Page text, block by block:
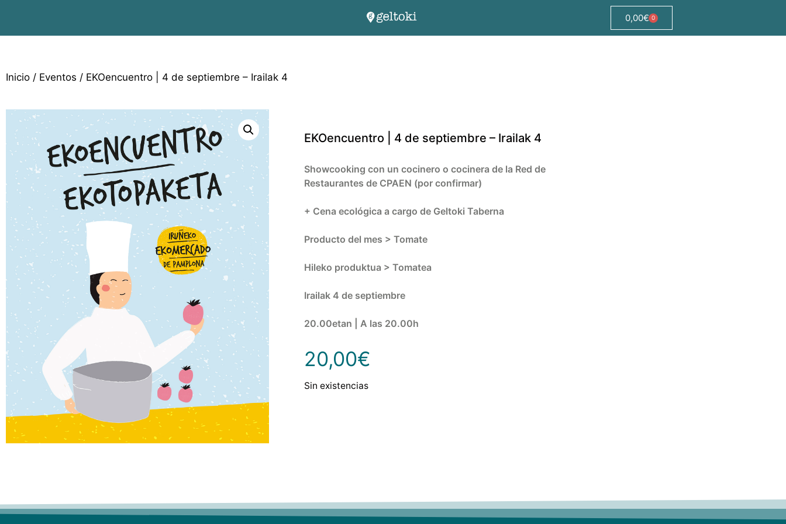
0,00€ 0
Inicio / Eventos / EKOencuentro | 4 de septiembre – Irailak 4
EKOencuentro | 4 de septiembre – Irailak 4
Showcooking con un cocinero o cocinera de la Red de
Restaurantes de CPAEN (por confirmar)
+ Cena ecológica a cargo de Geltoki Taberna
Producto del mes > Tomate
Hileko produktua > Tomatea
Irailak 4 de septiembre
20.00etan | A las 20.00h
20,00€
Sin existencias